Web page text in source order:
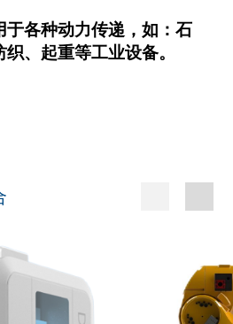
于各种动力传递，如：石
、起重等工业设备。